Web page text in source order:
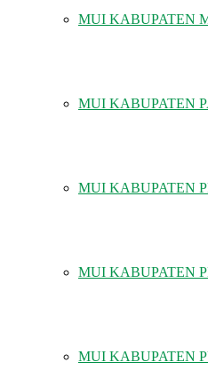
MUI KABUPATEN
MUI KABUPATEN
MUI KABUPATEN
MUI KABUPATEN
MUI KABUPATEN